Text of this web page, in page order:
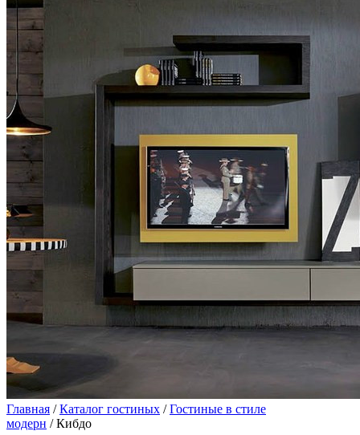
Главная /Каталог гостиных /Гостиные в стиле
модерн / Кибдо